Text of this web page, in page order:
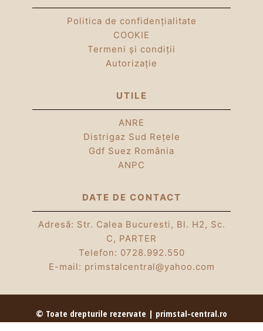
Politica de confidențialitate
COOKIE
Termeni și condiții
Autorizație
UTILE
ANRE
Distrigaz Sud Rețele
Gdf Suez România
ANPC
DATE DE CONTACT
Adresă: Str. Calea Bucuresti, Bl. H2, Sc.
C, PARTER
Telefon: 0728.992.550
E-mail: primstalcentral@yahoo.com
© Toate drepturile rezervate | primstal-central.ro